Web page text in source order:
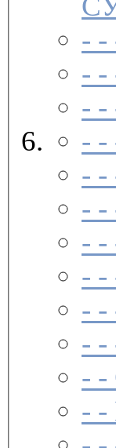
- -
- -
- -
- -
- -
- -
- -
- -
- -
- -
- -
- -